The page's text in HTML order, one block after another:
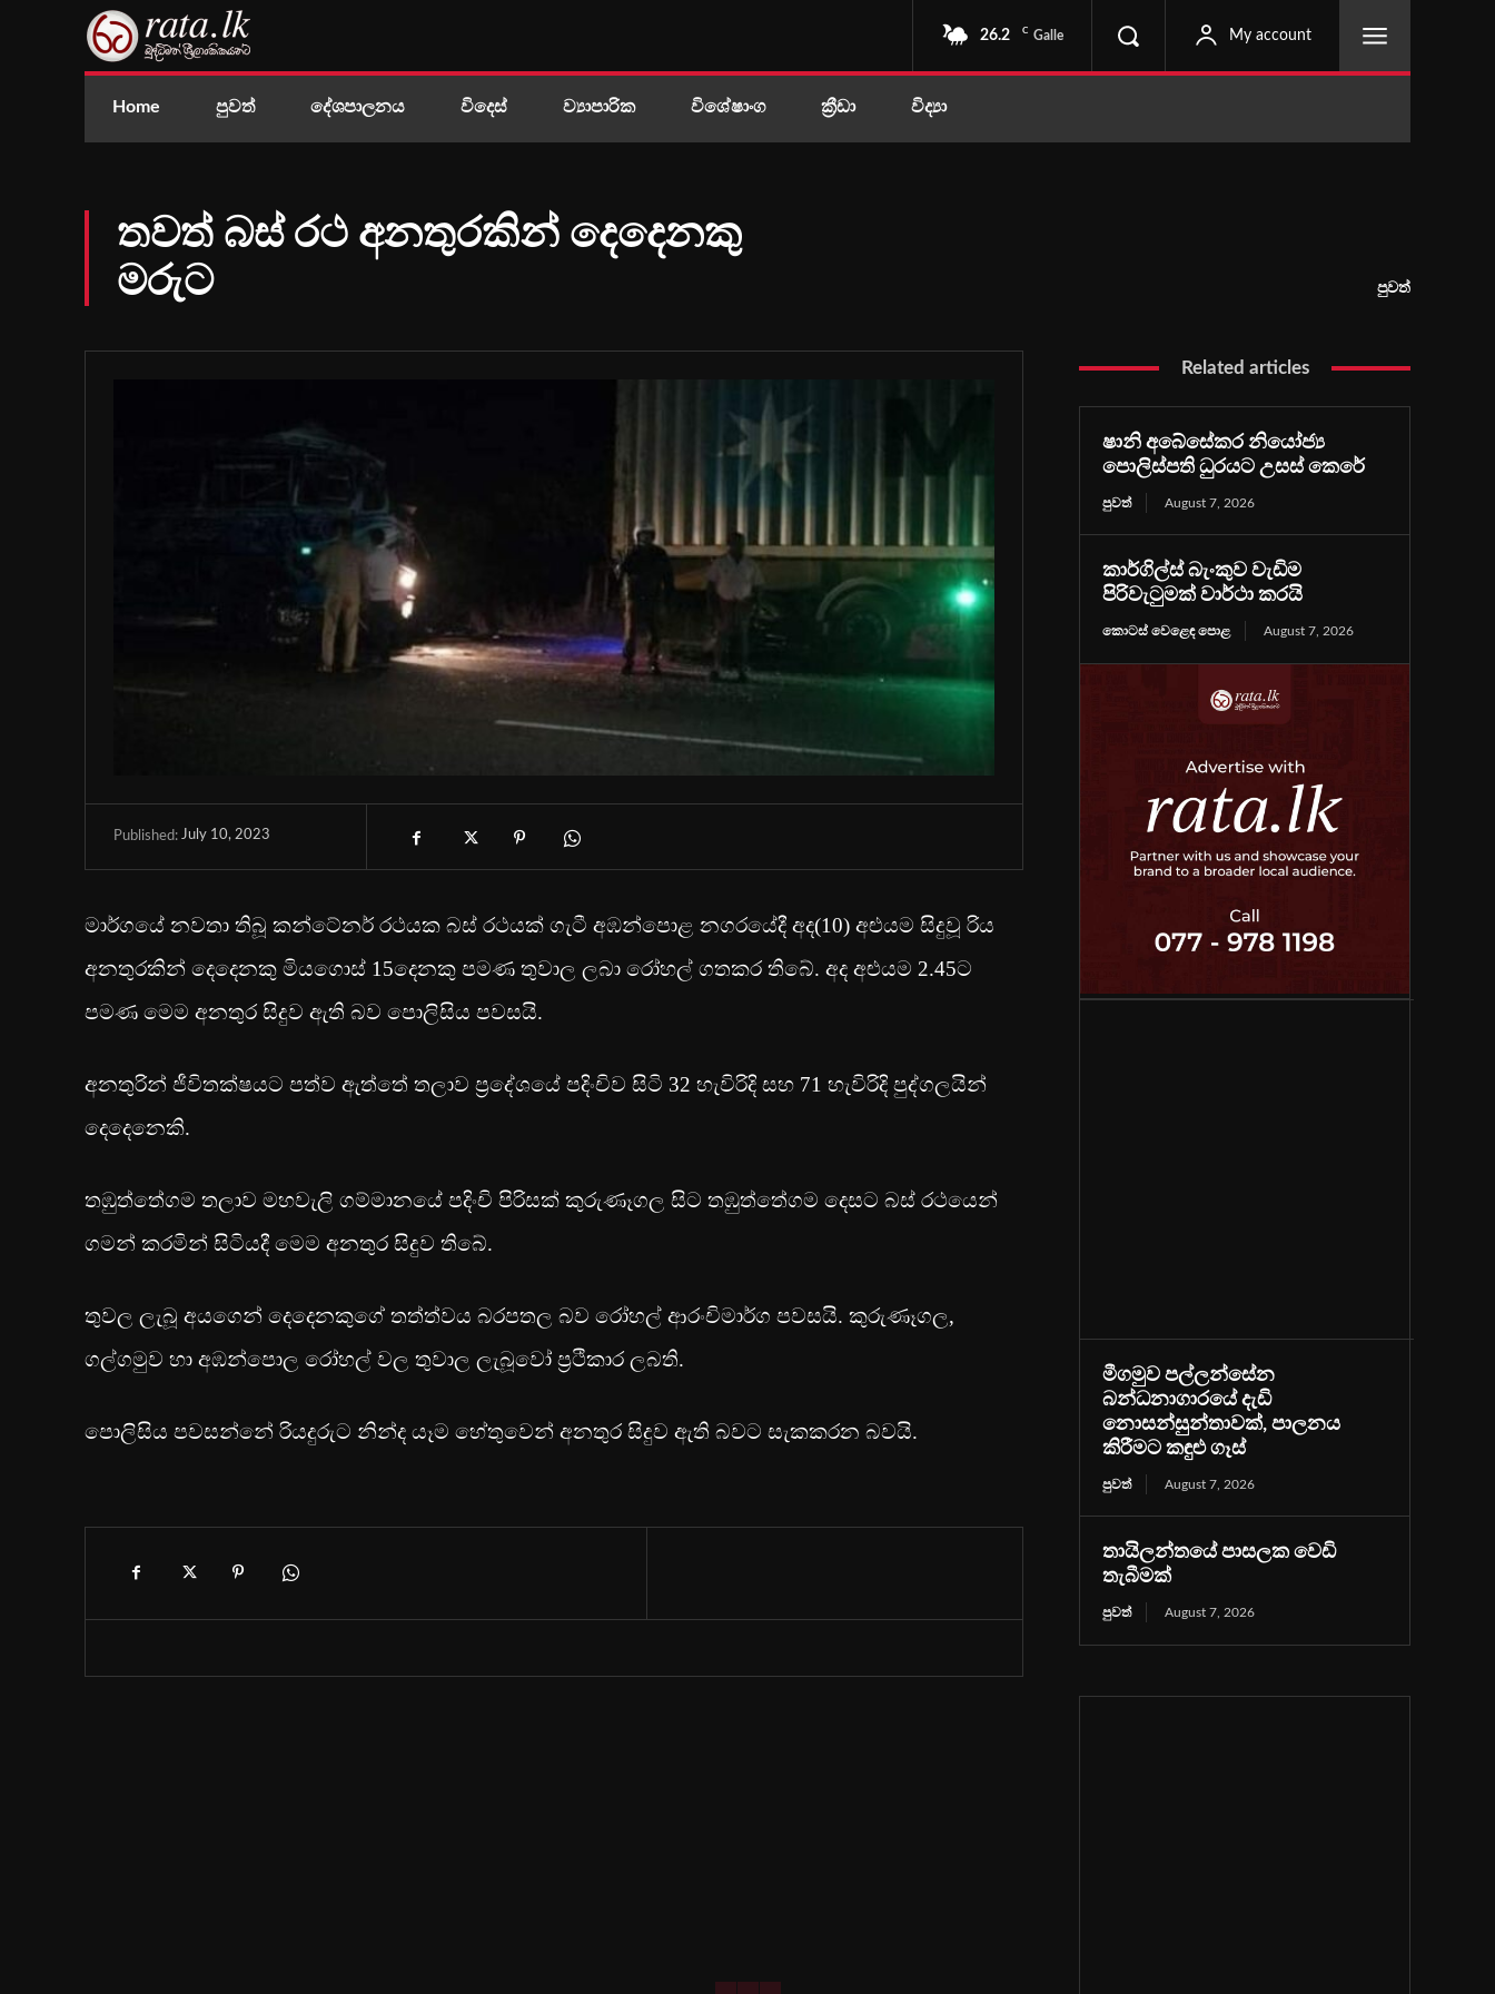
26.2 C Galle My account
Home පුවත් දේශපාලනය විදෙස් ව්‍යාපාරික විශේෂාංග ක්‍රීඩා විද්‍යා
තවත් බස් රථ අනතුරකින් දෙදෙනකු
මරුට
පුවත්
Published: July 10, 2023
මාර්ගයේ නවතා තිබූ කන්ටේනර් රථයක බස් රථයක් ගැටී අඹන්පොළ නගරයේදී අද(10) අළුයම සිදුවූ රිය
අනතුරකින් දෙදෙනකු මියගොස් 15දෙනකු පමණ තුවාල ලබා රෝහල් ගතකර තිබේ. අද අළුයම 2.45ට
පමණ මෙම අනතුර සිදුව ඇති බව පොලිසිය පවසයි.
අනතුරින් ජීවිතක්ෂයට පත්ව ඇත්තේ තලාව ප්‍රදේශයේ පදිංචිව සිටි 32 හැවිරිදි සහ 71 හැවිරිදි පුද්ගලයින්
දෙදෙනෙකි.
තඹුත්තේගම තලාව මහවැලි ගම්මානයේ පදිංචි පිරිසක් කුරුණෑගල සිට තඹුත්තේගම දෙසට බස් රථයෙන්
ගමන් කරමින් සිටියදී මෙම අනතුර සිදුව තිබේ.
තුවල ලැබූ අයගෙන් දෙදෙනකුගේ තත්ත්වය බරපතල බව රෝහල් ආරංචිමාර්ග පවසයි. කුරුණෑගල,
ගල්ගමුව හා අඹන්පොල රෝහල් වල තුවාල ලැබූවෝ ප්‍රථිකාර ලබති.
පොලිසිය පවසන්නේ රියදුරුට නින්ද යෑම හේතුවෙන් අනතුර සිදුව ඇති බවට සැකකරන බවයි.
Related articles
ෂානි අබේසේකර නියෝජ්‍ය
පොලිස්පති ධුරයට උසස් කෙරේ
පුවත් August 7, 2026
කාර්ගිල්ස් බැංකුව වැඩිම
පිරිවැටුමක් වාර්ථා කරයි
කොටස් වෙළෙඳ පොළ August 7, 2026
මීගමුව පල්ලන්සේන
බන්ධනාගාරයේ දැඩි
නොසන්සුන්තාවක්, පාලනය
කිරීමට කඳුළු ගෑස්
පුවත් August 7, 2026
තායිලන්තයේ පාසලක වෙඩි
තැබීමක්
පුවත් August 7, 2026